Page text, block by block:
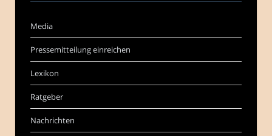
Media
Pressemitteilung einreichen
Lexikon
Ratgeber
Nachrichten